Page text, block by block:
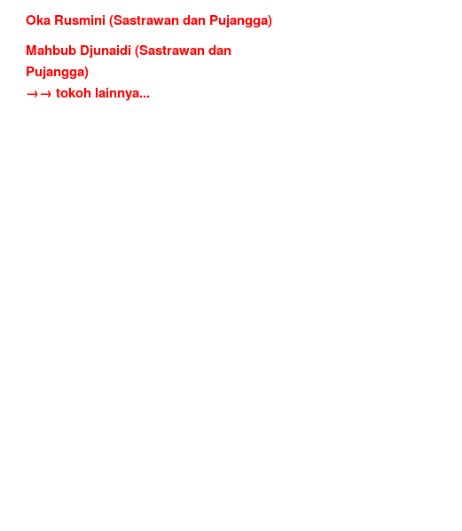
Oka Rusmini (Sastrawan dan Pujangga)
Mahbub Djunaidi (Sastrawan dan
Pujangga)
→→ tokoh lainnya...